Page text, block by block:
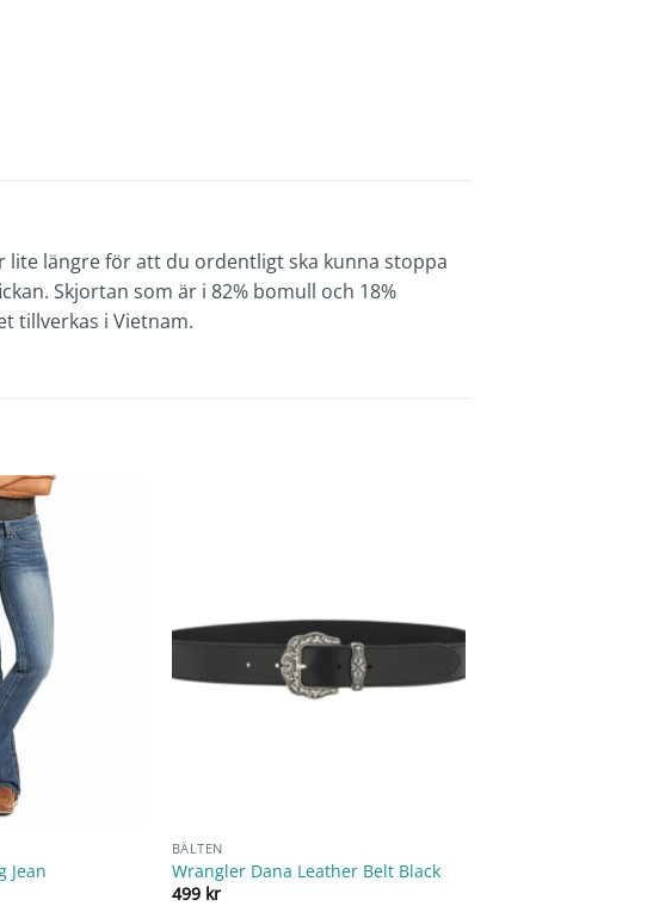
längre för att du ordentligt ska kunna stoppa
Skjortan som är i 82% bomull och 18%
tillverkas i Vietnam.
Jean
BÄLTEN
Wrangler Dana Leather Belt Black
499 kr